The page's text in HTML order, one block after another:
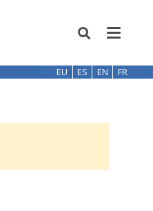
EU ES EN FR